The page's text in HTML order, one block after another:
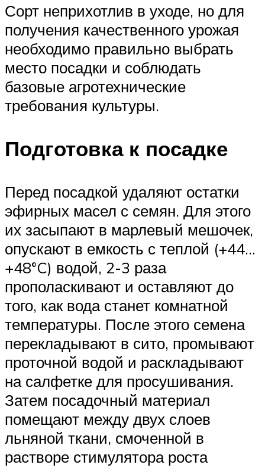
Сорт неприхотлив в уходе, но для
получения качественного урожая
необходимо правильно выбрать
место посадки и соблюдать
базовые агротехнические
требования культуры.
Подготовка к посадке
Перед посадкой удаляют остатки
эфирных масел с семян. Для этого
их засыпают в марлевый мешочек,
опускают в емкость с теплой (+44…
+48°C) водой, 2-3 раза
прополаскивают и оставляют до
того, как вода станет комнатной
температуры. После этого семена
перекладывают в сито, промывают
проточной водой и раскладывают
на салфетке для просушивания.
Затем посадочный материал
помещают между двух слоев
льняной ткани, смоченной в
растворе стимулятора роста